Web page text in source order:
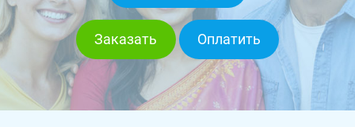
Заказать Оплатить